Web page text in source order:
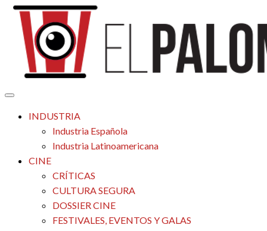
Saltar
contenido
El Palomitrón
Tu espacio de la industria de cine española y latinoamericana
INDUSTRIA
Industria Española
Industria Latinoamericana
CINE
CRÍTICAS
CULTURA SEGURA
DOSSIER CINE
FESTIVALES, EVENTOS Y GALAS